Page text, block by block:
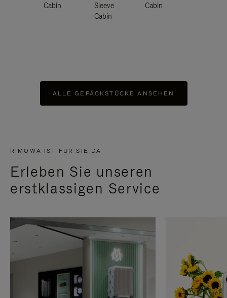
Cabin
Sleeve
Cabin
Cabin
ALLE GEPÄCKSTÜCKE ANSEHEN
RIMOWA IST FÜR SIE DA
Erleben Sie unseren
erstklassigen Service